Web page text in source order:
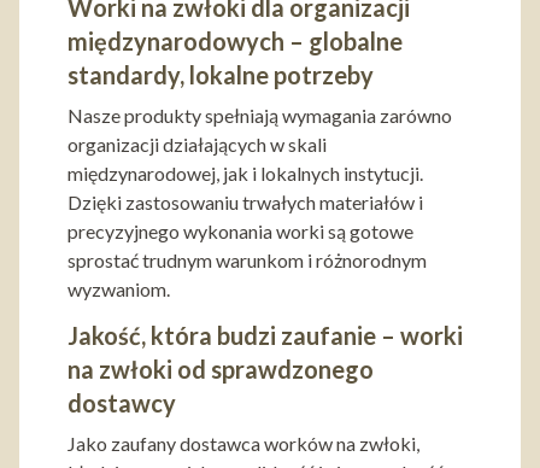
Worki na zwłoki dla organizacji
międzynarodowych – globalne
standardy, lokalne potrzeby
Nasze produkty spełniają wymagania zarówno
organizacji działających w skali
międzynarodowej, jak i lokalnych instytucji.
Dzięki zastosowaniu trwałych materiałów i
precyzyjnego wykonania worki są gotowe
sprostać trudnym warunkom i różnorodnym
wyzwaniom.
Jakość, która budzi zaufanie – worki
na zwłoki od sprawdzonego
dostawcy
Jako zaufany dostawca worków na zwłoki,